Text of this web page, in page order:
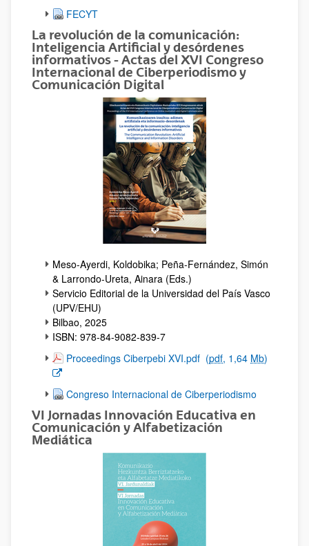
FECYT
La revolución de la comunicación:
Inteligencia Artificial y desórdenes
informativos - Actas del XVI Congreso
Internacional de Ciberperiodismo y
Comunicación Digital
Meso-Ayerdi, Koldobika; Peña-Fernández, Simón
& Larrondo-Ureta, Ainara (Eds.)
Servicio Editorial de la Universidad del País Vasco
(UPV/EHU)
Bilbao, 2025
ISBN: 978-84-9082-839-7
(Opens New Window)
Proceedings Ciberpebi XVI.pdf (pdf, 1,64 Mb)
Congreso Internacional de Ciberperiodismo
VI Jornadas Innovación Educativa en
Comunicación y Alfabetización
Mediática